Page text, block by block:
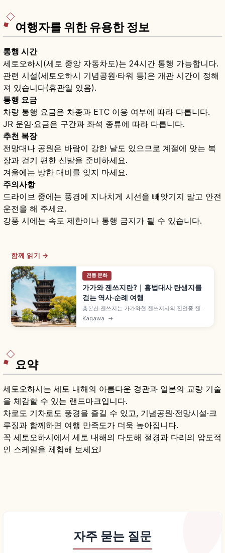
여행자를 위한 유용한 정보
통행 시간
세토오하시(세토 중앙 자동차도)는 24시간 통행 가능합니다.
관련 시설(세토오하시 기념공원·타워 등)은 개관 시간이 정해
져 있습니다(휴관일 있음).
통행 요금
차량 통행 요금은 차종과 ETC 이용 여부에 따라 다릅니다.
JR 운임·요금은 구간과 좌석 종류에 따라 다릅니다.
추천 복장
전망대나 공원은 바람이 강한 날도 있으므로 계절에 맞는 복
장과 걷기 편한 신발을 준비하세요.
겨울에는 방한 대비를 잊지 마세요.
주의사항
드라이브 중에는 풍경에 지나치게 시선을 빼앗기지 말고 안전
운전을 해 주세요.
강풍 시에는 속도 제한이나 통행 금지가 될 수 있습니다.
함께 읽기 →
전통 문화
가가와 젠쓰지란?｜홍법대사 탄생지를
걷는 역사·순례 여행
총본산 젠쓰지는 가가와현 젠쓰지시의 진언종 젠쓰
지파 총본산으로, 호키 5년(774년) 구카이(고보대
사)가 태어난 곳입니다. 고야산·도지와 함께 '고보대
Kagawa →
요약
세토오하시는 세토 내해의 아름다운 경관과 일본의 교량 기술
을 체감할 수 있는 랜드마크입니다.
차로도 기차로도 풍경을 즐길 수 있고, 기념공원·전망시설·크
루징과 함께하면 여행 만족도가 더욱 높아집니다.
꼭 세토오하시에서 세토 내해의 다도해 절경과 다리의 압도적
인 스케일을 체험해 보세요!
자주 묻는 질문